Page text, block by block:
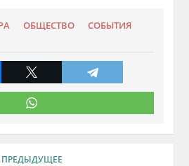
ОБЩЕСТВО СОБЫТИЯ
ПРЕДЫДУЩЕЕ